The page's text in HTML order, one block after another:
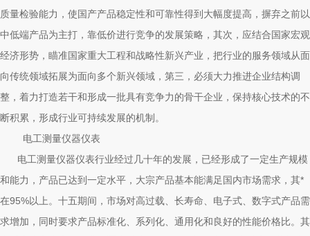
质量检验能力，使国产产品稳定性和可靠性得到大幅度提高，摒弃之前以
中低端产品为主打，靠低价进行竞争的发展策略，其次，应结合国家宏观
经济形势，瞄准国家重大工程和战略性新兴产业，把行业的服务领域从面
向传统领域拓展为面向多个新兴领域，第三，必须大力推进企业结构调
整，着力打造若干和形成一批具有竞争力的骨干企业，保持核心技术的不
断积累，形成行业可持续发展的机制。
电工测量仪器仪表
电工测量仪器仪表行业经过几十年的发展，已经形成了一定生产规模
和能力，产品已达到一定水平，大宗产品基本能满足国内市场需求，其*
在95%以上。十五期间，市场对高过载、长寿命、电子式、数字式产品需
求增加，同时要求产品标准化、系列化、通用化和良好的性能价格比。其